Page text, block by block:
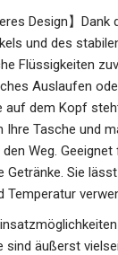
Design】
und des
Flüssigkeiten
Auslaufen
auf dem Kopf
Ihre Tasche und
Weg.
Getränke. Sie
Temperatur
sind äußerst